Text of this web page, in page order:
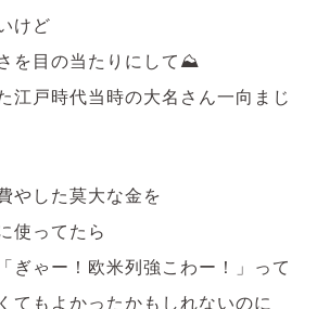
けど
を目の当たりにして⛰️
江戸時代当時の大名さん一向まじ
やした莫大な金を
使ってたら
ぎゃー！欧米列強こわー！」って
てもよかったかもしれないのに